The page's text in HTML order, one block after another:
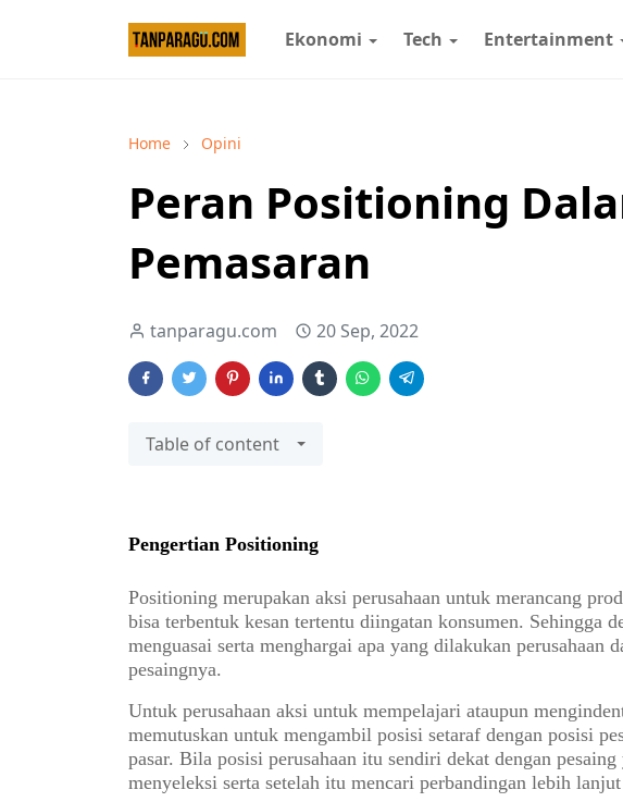
Ekonomi Tech Entertainment
Home Opini
Peran Positioning
Pemasaran
tanparagu.com 20 Sep, 2022
Table of content
Pengertian Positioning
Positioning merupakan aksi perusahaan untuk merancang
bisa terbentuk kesan tertentu diingatan konsumen. Sehingga
menguasai serta menghargai apa yang dilakukan perusahaan
pesaingnya.
Untuk perusahaan aksi untuk mempelajari ataupun
memutuskan untuk mengambil posisi setaraf dengan posisi
pasar. Bila posisi perusahaan itu sendiri dekat dengan
menyeleksi serta setelah itu mencari perbandingan lebih